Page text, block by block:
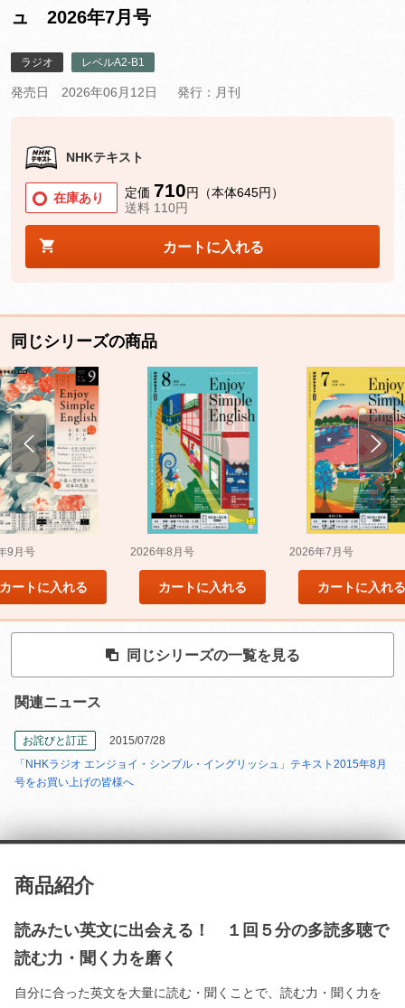
ュ 2026年7月号
ラジオ レベルA2-B1
発売日 2026年06月12日 発行：月刊
NHKテキスト
在庫あり 定価 710円（本体645円）
送料 110円
カートに入れる
同じシリーズの商品
9月号
カートに入れる
2026年8月号
カートに入れる
2026年7月号
カートに入れる
同じシリーズの一覧を見る
関連ニュース
お詫びと訂正
2015/07/28
「NHKラジオ エンジョイ・シンプル・イングリッシュ」テキスト2015年8月
号をお買い上げの皆様へ
商品紹介
読みたい英文に出会える！ １回５分の多読多聴で
読む力・聞く力を磨く
自分に合った英文を大量に読む・聞くことで、読む力・聞く力を